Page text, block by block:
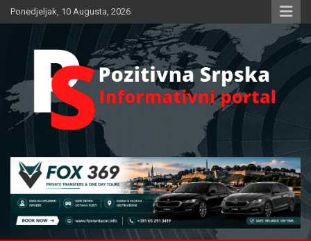
Skip
to
Ponedjeljak, 10 Augusta, 2026
Pozitivna Srpska